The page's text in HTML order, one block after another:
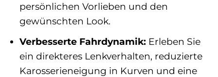
persönlichen Vorlieben und den
gewünschten Look.
Verbesserte Fahrdynamik:Erleben Sie
ein direkteres Lenkverhalten, reduzierte
Karosserieneigung in Kurven und eine